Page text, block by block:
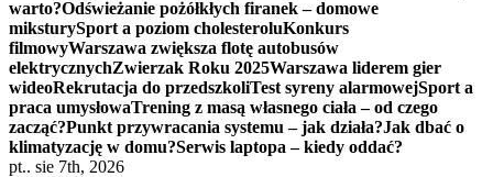
warto?Odświeżanie pożółkłych firanek – domowe
miksturySport a poziom cholesteroluKonkurs
filmowyWarszawa zwiększa flotę autobusów
elektrycznychZwierzak Roku 2025Warszawa liderem gier
wideoRekrutacja do przedszkoliTest syreny alarmowejSport a
praca umysłowaTrening z masą własnego ciała – od czego
zacząć?Punkt przywracania systemu – jak działa?Jak dbać o
klimatyzację w domu?Serwis laptopa – kiedy oddać?
pt.. sie 7th, 2026